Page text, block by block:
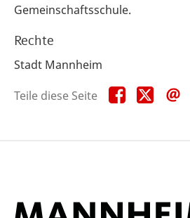
Gemeinschaftsschule.
Rechte
Stadt Mannheim
Teile diese Seite
Teile
diese
Teile
diese